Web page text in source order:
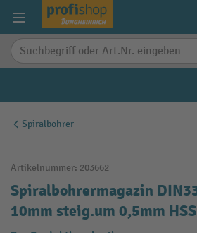
springen
Spiralbohrer
Artikelnummer: 203662
Spiralbohrermagazin
10mm steig.um 0,5mm